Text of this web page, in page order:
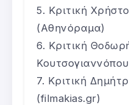
Κριτική
(Αθηνόραμα)
Κριτική
Κριτική
(filmakias.gr)